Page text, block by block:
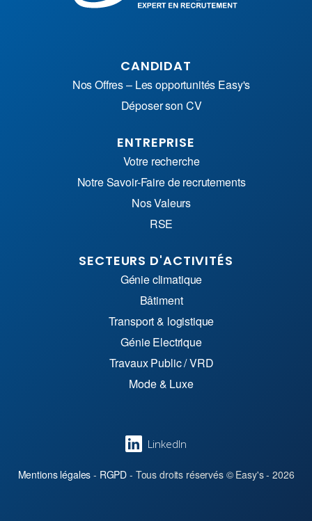
CANDIDAT
Nos Offres – Les opportunités Easy's
Déposer son CV
ENTREPRISE
Votre recherche
Notre Savoir-Faire de recrutements
Nos Valeurs
RSE
SECTEURS D'ACTIVITÉS
Génie climatique
Bâtiment
Transport & logistique
Génie Electrique
Travaux Public / VRD
Mode & Luxe
LinkedIn
Mentions légales - RGPD - Tous droits réservés © Easy's - 2026